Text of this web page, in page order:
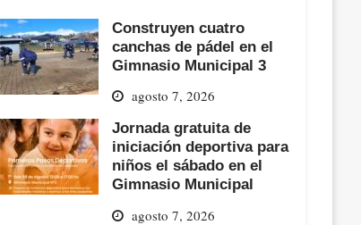
Construyen cuatro
canchas de pádel en el
Gimnasio Municipal 3
agosto 7, 2026
Jornada gratuita de
iniciación deportiva para
niños el sábado en el
Gimnasio Municipal
agosto 7, 2026